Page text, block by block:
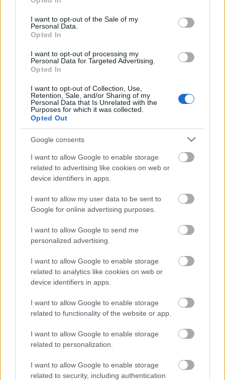
use your data for below specified purposes in below Google
consent section.
I want to opt-out of the Sale of my
Personal Data.
Opted In
I want to opt-out of processing my
Personal Data for Targeted Advertising.
Opted In
I want to opt-out of Collection, Use,
Retention, Sale, and/or Sharing of my
Personal Data that Is Unrelated with the
Purposes for which it was collected.
Opted Out
Google consents
I want to allow Google to enable storage
related to advertising like cookies on web or
device identifiers in apps.
I want to allow my user data to be sent to
Google for online advertising purposes.
I want to allow Google to send me
personalized advertising.
I want to allow Google to enable storage
related to analytics like cookies on web or
device identifiers in apps.
I want to allow Google to enable storage
related to functionality of the website or app.
I want to allow Google to enable storage
related to personalization.
I want to allow Google to enable storage
related to security, including authentication
„Csonka évadot zárni nem felemelő
érzés"
mtothorsi•2020. július 15.
Megtartotta évadzáró társulati ülését a Tomcsa
Sándor Színház. A világjárvány próbára tette az
"Csak engedjenek át a határon,
jövünk!"
mtothorsi 2020. július 13.